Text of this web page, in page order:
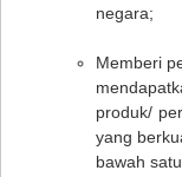
negara;
Memberi
produk/
yang
bawah